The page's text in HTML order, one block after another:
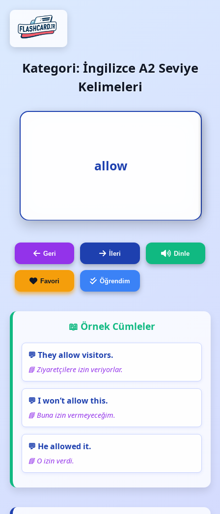
Kategori: İngilizce A2 Seviye
Kelimeleri
allow
2.müsaade etmek [f.]
Geri İleri Dinle
Favori Öğrendim
📖 Örnek Cümleler
💬 They allow visitors.
📘 Ziyaretçilere izin veriyorlar.
💬 I won’t allow this.
📘 Buna izin vermeyeceğim.
💬 He allowed it.
📘 O izin verdi.